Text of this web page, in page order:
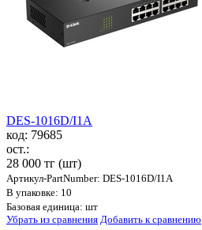
DES-1016D/I1A
код: 79685
ост.:
28 000 тг (шт)
Артикул-PartNumber: DES-1016D/I1A
В упаковке: 10
Базовая единица: шт
Убрать из сравнения Добавить к сравнению